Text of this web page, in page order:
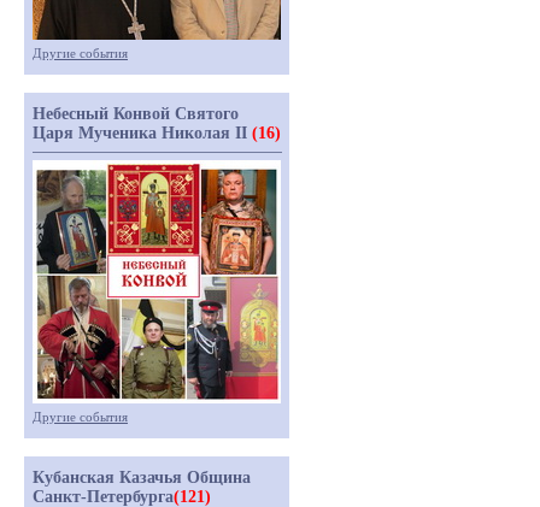
Другие события
Небесный Конвой Святого
Царя Мученика Николая II (16)
Другие события
Кубанская Казачья Община
Санкт-Петербурга(121)